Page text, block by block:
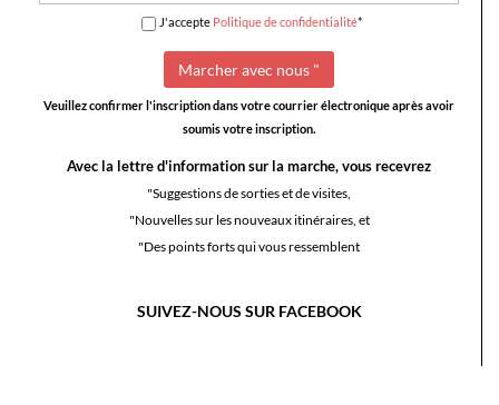
J'accepte Politique de confidentialité*
Veuillez confirmer l'inscription dans votre courrier électronique après avoir
soumis votre inscription.
Avec la lettre d'information sur la marche, vous recevrez
"Suggestions de sorties et de visites,
"Nouvelles sur les nouveaux itinéraires, et
"Des points forts qui vous ressemblent
SUIVEZ-NOUS SUR FACEBOOK